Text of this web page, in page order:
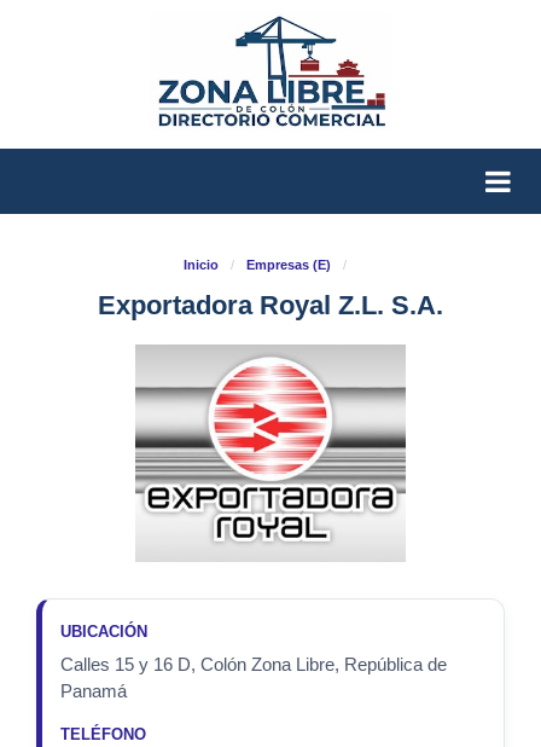
Inicio / Empresas (E) /
Exportadora Royal Z.L. S.A.
UBICACIÓN
Calles 15 y 16 D, Colón Zona Libre, República de
Panamá
TELÉFONO